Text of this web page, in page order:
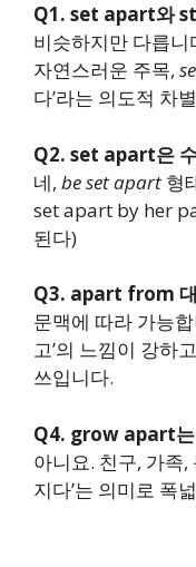
Q1. set apart와
비슷하지만 다릅니
자연스러운 주목,
다’라는 의도적 차
Q2. set apart은
네, be set apart 형
set apart by her
된다)
Q3. apart from 대
문맥에 따라 가능
고’의 느낌이 강하
쓰입니다.
Q4. grow apart
아니요. 친구, 가족,
지다’는 의미로 폭